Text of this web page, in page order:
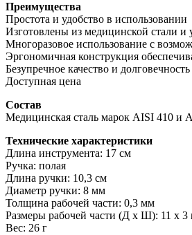
Преимущества
Простота и удобство в использовании
Изготовлены из медицинской стали и
Многоразовое использование с
Эргономичная конструкция
Безупречное качество и долговечность
Доступная цена
Состав
Медицинская сталь марок AISI 410 и
Технические характеристики
Длина инструмента: 17 см
Ручка: полая
Длина ручки: 10,3 см
Диаметр ручки: 8 мм
Толщина рабочей части: 0,3 мм
Размеры рабочей части (Д х Ш): 11 х 3
Вес: 26 г